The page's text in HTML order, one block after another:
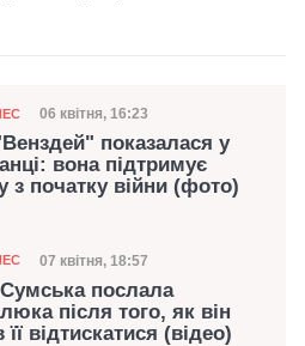
Дата публікації
06 квітня, 16:23
показалася у
вона підтримує
з початку війни (фото)
Дата публікації
07 квітня, 18:57
послала
після того, як він
відтискатися (відео)